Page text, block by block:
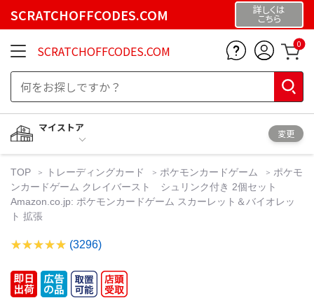
SCRATCHOFFCODES.COM 詳しくは
こちら
SCRATCHOFFCODES.COM 0
マイストア
変更
TOP トレーディングカード ポケモンカードゲーム
ポケモ
ンカードゲーム クレイバースト シュリンク付き 2個セット
Amazon.co.jp: ポケモンカードゲーム スカーレット＆バイオレッ
ト 拡張
(3296)